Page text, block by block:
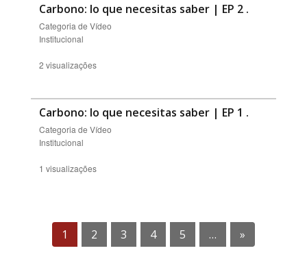
Carbono: lo que necesitas saber | EP 2.
Categoria de Vídeo
Institucional
2 visualizações
Carbono: lo que necesitas saber | EP 1 .
Categoria de Vídeo
Institucional
1 visualizações
1 2 3 4 5 … »